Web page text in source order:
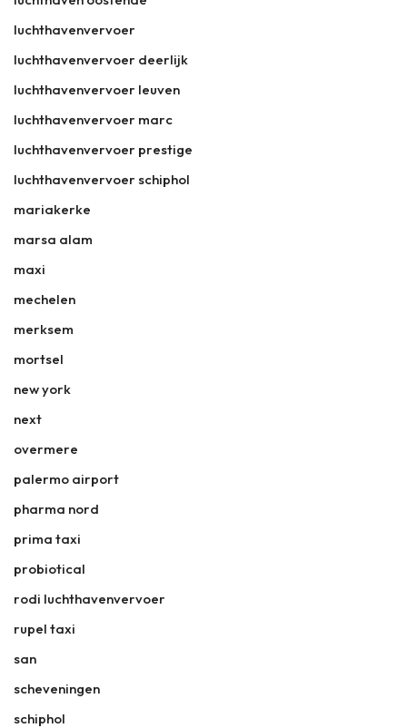
luchthavenvervoer
luchthavenvervoer deerlijk
luchthavenvervoer leuven
luchthavenvervoer marc
luchthavenvervoer prestige
luchthavenvervoer schiphol
mariakerke
marsa alam
maxi
mechelen
merksem
mortsel
new york
next
overmere
palermo airport
pharma nord
prima taxi
probiotical
rodi luchthavenvervoer
rupel taxi
san
scheveningen
schiphol